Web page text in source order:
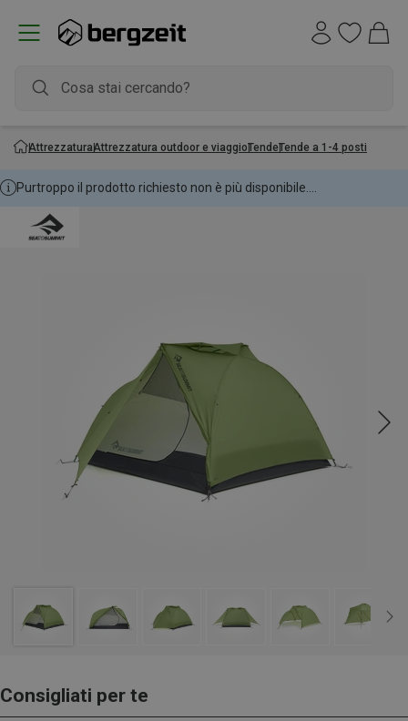
AttrezzaturaAttrezzatura outdoor e viaggioTendeTende a 1-4 posti
Purtroppo il prodotto richiesto non è più disponibile....
Consigliati per te